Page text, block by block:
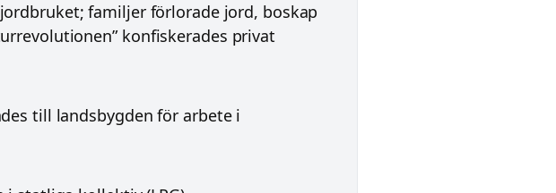
familjer förlorade jord, boskap
konfiskerades privat
till landsbygden för arbete i